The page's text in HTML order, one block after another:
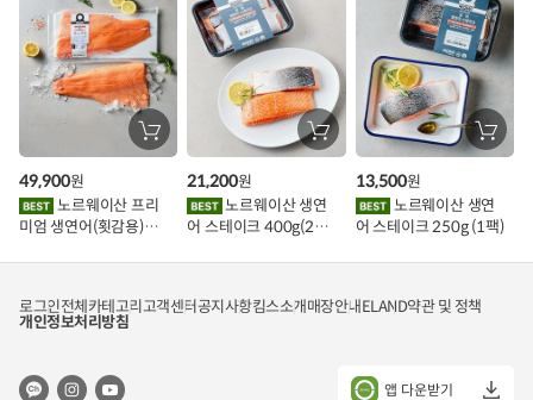
장
바
에
담
기
노르웨이산 프리
미엄 생연어(횟감용)
49,900원
장
바
에
담
기
노르웨이산 생연
어 스테이크 400g(2조
21,200원
장
바
에
담
기
어 스테이크 250g (1팩)
13,500원
로그인전체카테고리고객센터공지사항킴스소개매장안내ELAND약관 및 정책
개인정보처리방침
앱 다운받기